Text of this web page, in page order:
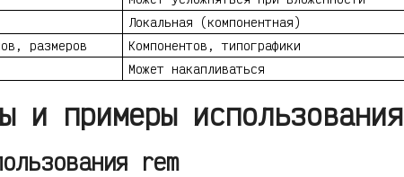
Локальная (компонентная)
размеров
Компонентов, типографики
Может накапливаться
и примеры использования
rem